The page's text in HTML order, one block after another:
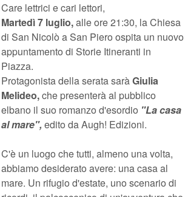
Care lettrici e cari lettori,
Martedì 7 luglio,alle ore 21:30, la Chiesa
di San Nicolò a San Piero ospita un nuovo
appuntamento di Storie Itineranti in
Piazza.
Protagonista della serata saràGiulia
Melideo,che presenterà al pubblico
elbano il suo romanzo d'esordio "La casa
al mare", edito da Augh! Edizioni.
C'è un luogo che tutti, almeno una volta,
abbiamo desiderato avere: una casa al
mare. Un rifugio d'estate, uno scenario di